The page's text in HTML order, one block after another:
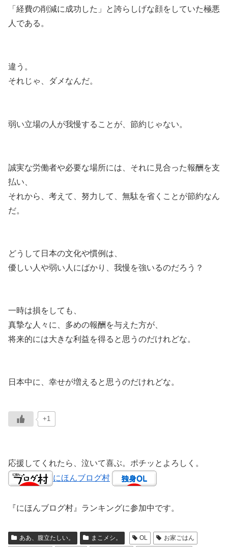
「経費の削減に成功した」と誇らしげな顔をしていた極悪
人である。
違う。
それじゃ、ダメなんだ。
弱い立場の人が我慢することが、節約じゃない。
誠実な労働者や必要な場所には、それに見合った報酬を支
払い、
それから、考えて、努力して、無駄を省くことが節約なん
だ。
どうして日本の文化や慣例は、
優しい人や弱い人にばかり、我慢を強いるのだろう？
一時は損をしても、
真摯な人々に、多めの報酬を与えた方が、
将来的には大きな利益を得ると思うのだけれどな。
日本中に、幸せが増えると思うのだけれどな。
+1
応援してくれたら、泣いて喜ぶ。ポチッとよろしく。
にほんブログ村
『にほんブログ村』ランキングに参加中です。
ああ、腹立たしい。 まこメシ。 OL
お家ごはん